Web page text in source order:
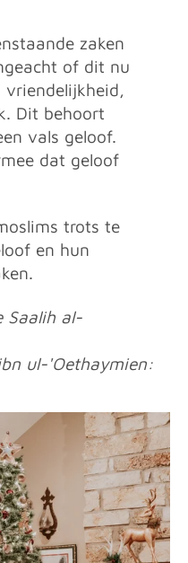
zaken
of dit nu
vriendelijkheid,
Dit behoort
vals geloof.
dat geloof
trots te
en hun
Saalih al-
ul-'Oethaymien: